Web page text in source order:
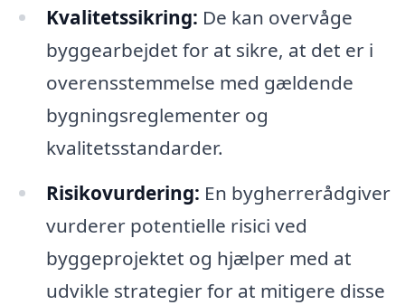
Kvalitetssikring: De kan overvåge
byggearbejdet for at sikre, at det er i
overensstemmelse med gældende
bygningsreglementer og
kvalitetsstandarder.
Risikovurdering: En bygherrerådgiver
vurderer potentielle risici ved
byggeprojektet og hjælper med at
udvikle strategier for at mitigere disse